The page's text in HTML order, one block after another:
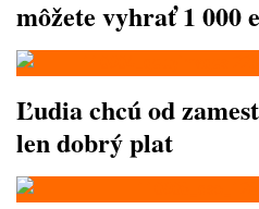
môžete vyhrať 1 000
Ľudia chcú od
len dobrý plat